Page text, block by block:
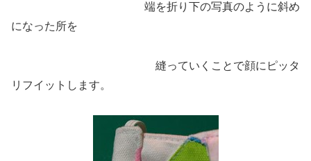
端を折り下の写真のように斜め
になった所を
縫っていくことで顔にピッタ
リフイットします。